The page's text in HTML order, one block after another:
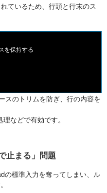
ているため、行頭と行末のス
を保持する
スのトリムを防ぎ、行の内容を
などで有効です。
止まる」問題
の標準入力を奪ってしまい、ル